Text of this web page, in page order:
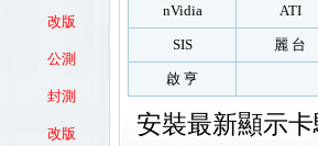
改版
公測
封測
改版
nVidia ATI
SIS 麗 台
啟 亨
安裝最新顯示